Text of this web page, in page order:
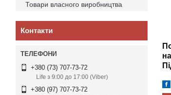
Товари власного виробництва
Контакти
+380 (73) 707-73-72
Life з 9:00 до 17:00 (Viber)
+380 (97) 707-73-72